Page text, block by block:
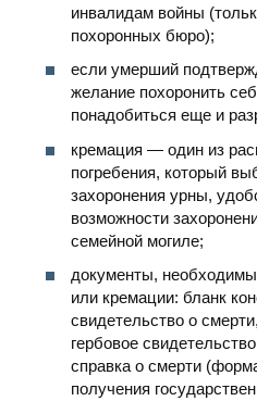
инвалидам войны
похоронных бюро);
если умерший
желание похоронить
понадобиться еще и
кремация — один из
погребения, который
захоронения урны,
возможности
семейной могиле;
документы,
или кремации: бланк
свидетельство о
гербовое
справка о смерти
получения